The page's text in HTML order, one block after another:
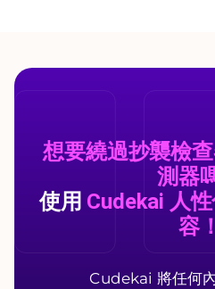
想要繞過抄襲檢
測器
使用 Cudekai 人
容！
Cudekai 將任何